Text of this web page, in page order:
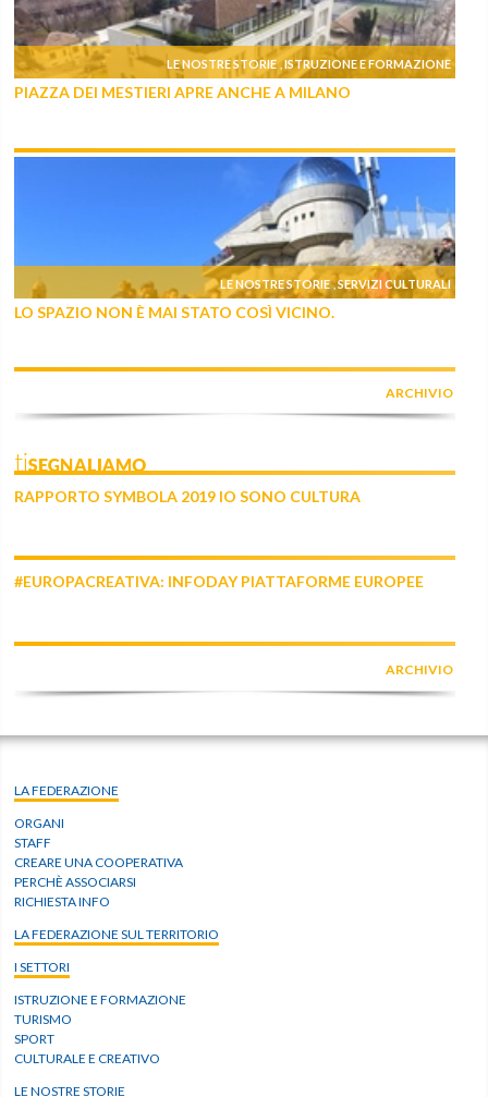
LE NOSTRE STORIE ISTRUZIONE E FORMAZIONE
PIAZZA DEI MESTIERI APRE ANCHE A MILANO
LE NOSTRE STORIE ,SERVIZI CULTURALI
LO SPAZIO NON È MAI STATO COSÌ VICINO.
ARCHIVIO
tiSEGNALIAMO
RAPPORTO SYMBOLA 2019 IO SONO CULTURA
#EUROPACREATIVA: INFODAY PIATTAFORME EUROPEE
ARCHIVIO
LA FEDERAZIONE
ORGANI
STAFF
CREARE UNA COOPERATIVA
PERCHÈ ASSOCIARSI
RICHIESTA INFO
LA FEDERAZIONE SUL TERRITORIO
I SETTORI
ISTRUZIONE E FORMAZIONE
TURISMO
SPORT
CULTURALE E CREATIVO
LE NOSTRE STORIE